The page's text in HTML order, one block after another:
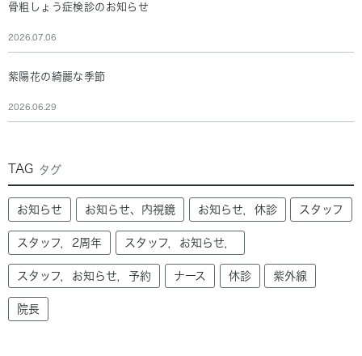
骨粗しょう症検診のお知らせ
2026.07.06
紫陽花の綺麗な季節
2026.06.29
TAG タグ
お知らせ お知らせ、内視鏡 お知らせ，休診 スタッフ
スタッフ，2周年 スタッフ，お知らせ，
スタッフ，お知らせ，予約 ナース 休診 紫外線
院長